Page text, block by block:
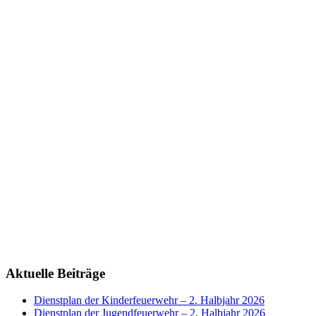
Aktuelle Beiträge
Dienstplan der Kinderfeuerwehr – 2. Halbjahr 2026
Dienstplan der Jugendfeuerwehr – 2. Halbjahr 2026